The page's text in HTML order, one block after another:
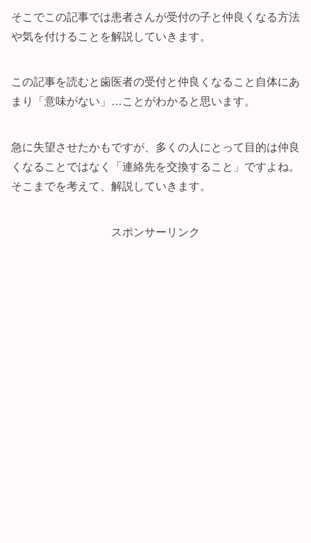
そこでこの記事では患者さんが受付の子と仲良くなる方法
や気を付けることを解説していきます。
この記事を読むと歯医者の受付と仲良くなること自体にあ
まり「意味がない」…ことがわかると思います。
急に失望させたかもですが、多くの人にとって目的は仲良
くなることではなく「連絡先を交換すること」ですよね。
そこまでを考えて、解説していきます。
スポンサーリンク